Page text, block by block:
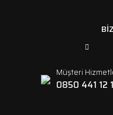
Müşteri
0850 441 12